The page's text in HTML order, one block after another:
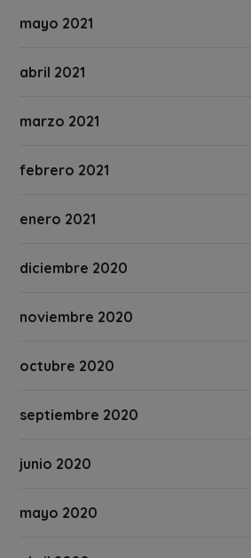
mayo 2021
abril 2021
marzo 2021
febrero 2021
enero 2021
diciembre 2020
noviembre 2020
octubre 2020
septiembre 2020
junio 2020
mayo 2020